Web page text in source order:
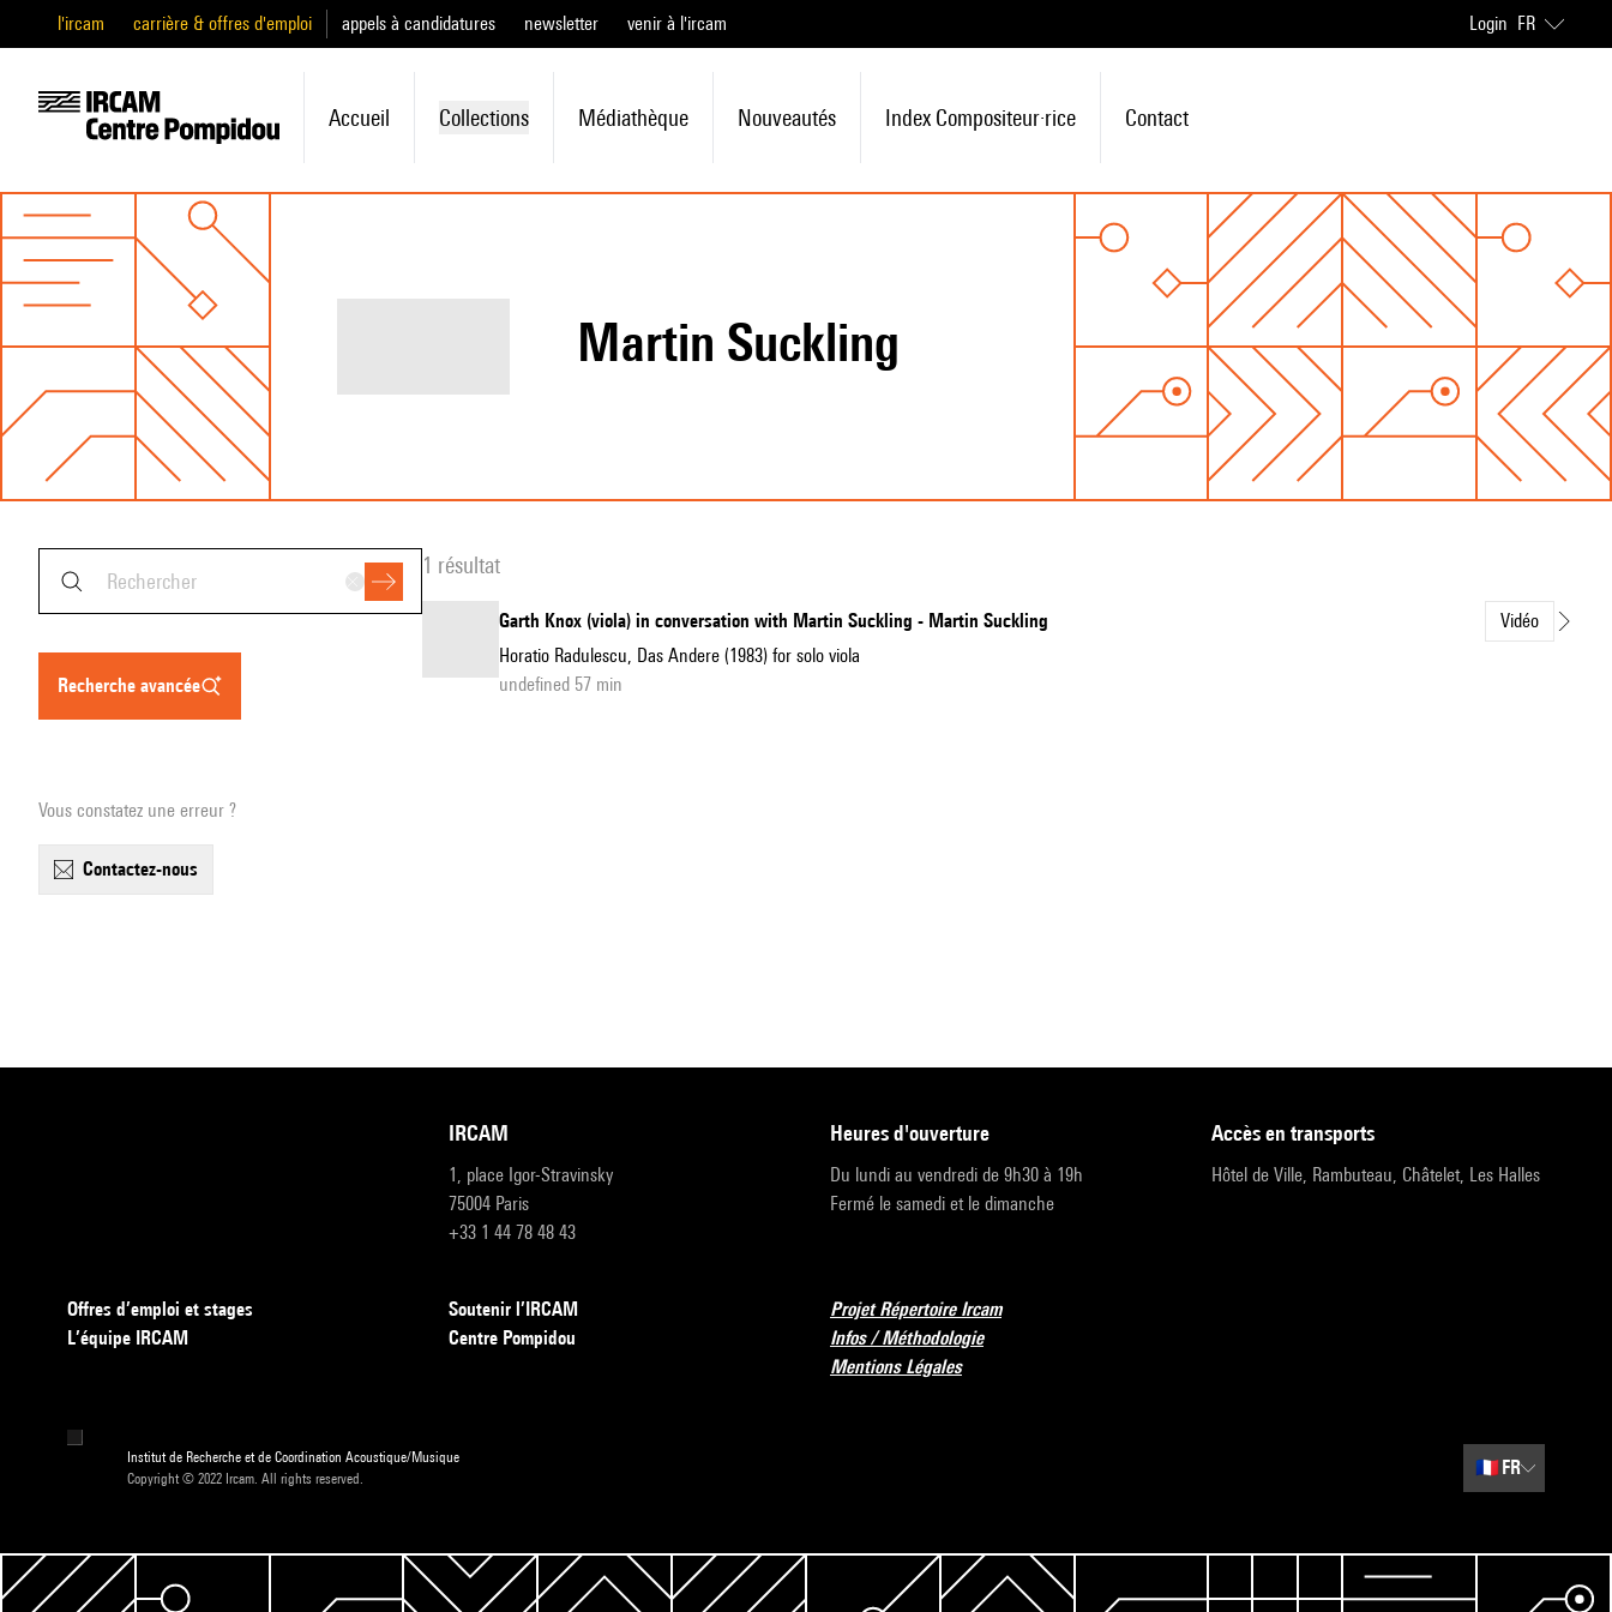
l'ircam carrière & offres d'emploi appels à candidatures newsletter venir à l'ircam Login FR
Accueil Collections Médiathèque Nouveautés Index Compositeur·rice Contact
Martin Suckling
recherche avancée
Vous constatez une erreur ?
contactez-nous
1 résultat
Garth Knox (viola) in conversation with Martin Suckling - Martin Suckling
Vidéo
Horatio Radulescu, Das Andere (1983) for solo viola
undefined 57 min
IRCAM
1, place Igor-Stravinsky
75004 Paris
+33 1 44 78 48 43
heures d'ouverture
Du lundi au vendredi de 9h30 à 19h
Fermé le samedi et le dimanche
accès en transports
Hôtel de Ville, Rambuteau, Châtelet, Les Halles
Offres d’emploi et stages
L’équipe IRCAM
Soutenir l’IRCAM
Centre Pompidou
Projet Répertoire Ircam
Infos / Méthodologie
Mentions Légales
Institut de Recherche et de Coordination Acoustique/Musique
Copyright © 2022 Ircam. All rights reserved.
🇫🇷 FR